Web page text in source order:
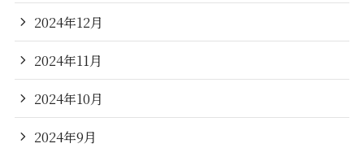
2024年12月
2024年11月
2024年10月
2024年9月